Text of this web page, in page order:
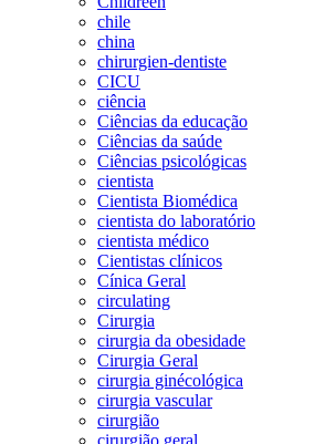
chile
china
chirurgien-dentiste
CICU
ciência
Ciências da educação
Ciências da saúde
Ciências psicológicas
cientista
Cientista Biomédica
cientista do laboratório
cientista médico
Cientistas clínicos
Cínica Geral
circulating
Cirurgia
cirurgia da obesidade
Cirurgia Geral
cirurgia ginécológica
cirurgia vascular
cirurgião
cirurgião geral